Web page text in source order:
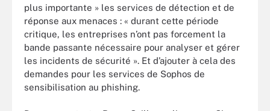
plus importante » les services de détection et de
réponse aux menaces : « durant cette période
critique, les entreprises n’ont pas forcement la
bande passante nécessaire pour analyser et gérer
les incidents de sécurité ». Et d’ajouter à cela des
demandes pour les services de Sophos de
sensibilisation au phishing.